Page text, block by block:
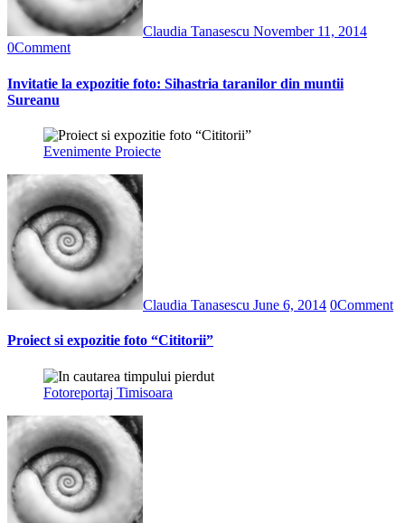
Claudia Tanasescu November 11, 2014
0Comment
Invitatie la expozitie foto: Sihastria taranilor din muntii
Sureanu
Evenimente Proiecte
Claudia Tanasescu June 6, 2014 0Comment
Proiect si expozitie foto “Cititorii”
Fotoreportaj Timisoara